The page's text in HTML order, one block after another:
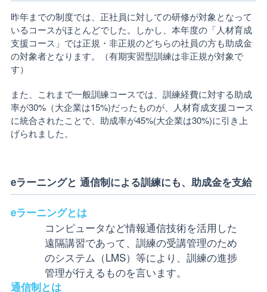
昨年までの制度では、正社員に対しての研修が対象となって
いるコースがほとんどでした。しかし、本年度の「人材育成
支援コース」では正規・非正規のどちらの社員の方も助成金
の対象者となります。（有期実習型訓練は非正規が対象で
す）
また、これまで一般訓練コースでは、訓練経費に対する助成
率が30%（大企業は15%)だったものが、人材育成支援コース
に統合されたことで、助成率が45%(大企業は30%)に引き上
げられました。
eラーニングと 通信制による訓練にも、助成金を支給
eラーニングとは
コンピュータなど情報通信技術を活用した
遠隔講習であって、訓練の受講管理のため
のシステム（LMS）等により、訓練の進捗
管理が行えるものを言います。
通信制とは